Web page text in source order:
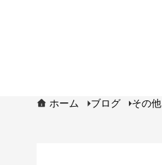
ホーム ブログ その他